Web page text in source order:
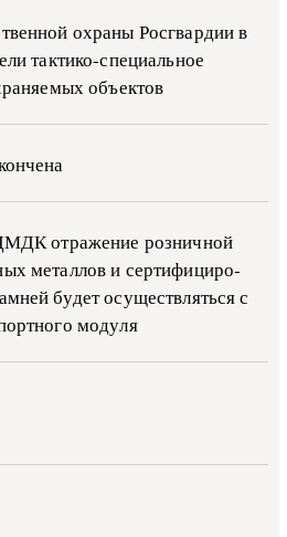
охраны Росгвардии в
тактико-специальное
объектов
от­ра­же­ние роз­ни­ч­ной
ме­тал­лов и сер­ти­фи­ци­ро­
бу­дет осу­ще­ств­лять­ся с
мо­ду­ля